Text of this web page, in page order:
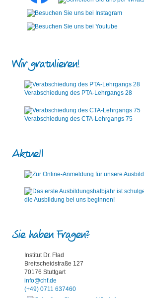
Wir gratulieren!
Verabschiedung des PTA-Lehrgangs 28
Verabschiedung des CTA-Lehrgangs 75
Aktuell
Sie haben Fragen?
Institut Dr. Flad
Breitscheidstraße 127
70176 Stuttgart
info@chf.de
(+49) 0711 637460